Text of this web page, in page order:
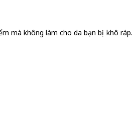
mà không làm cho da bạn bị khô ráp.